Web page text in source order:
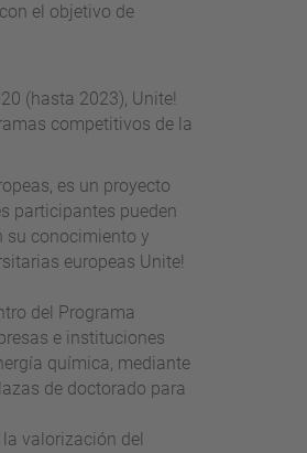
el objetivo de
(hasta 2023), Unite!
competitivos de la
es un proyecto
participantes pueden
su conocimiento y
europeas Unite!
del Programa
e instituciones
química, mediante
de doctorado para
valorización del